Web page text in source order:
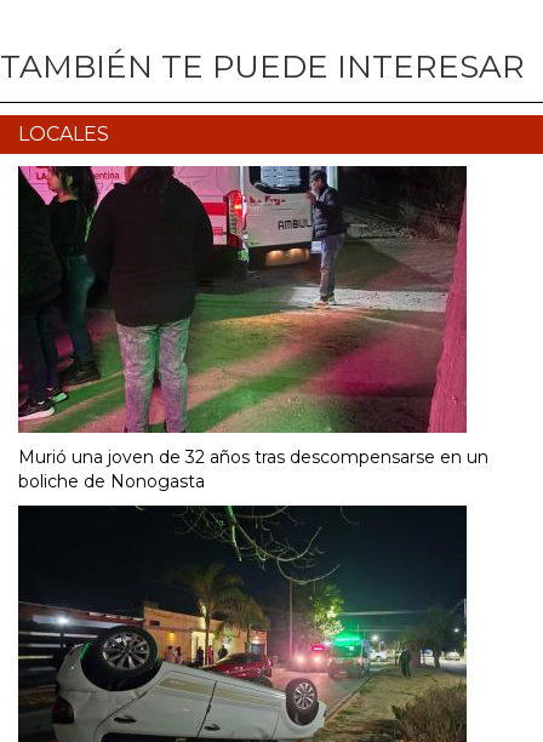
TAMBIÉN TE PUEDE INTERESAR
LOCALES
Murió una joven de 32 años tras descompensarse en un
boliche de Nonogasta